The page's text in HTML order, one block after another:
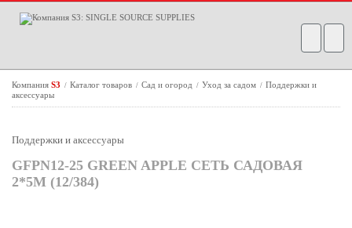
Компания S3 / Каталог товаров / Сад и огород / Уход за садом / Поддержки и
аксессуары
Поддержки и аксессуары
GFPN12-25 GREEN APPLE СЕТЬ САДОВАЯ
2*5М (12/384)